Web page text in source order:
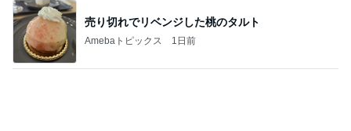
売り切れでリベンジした桃のタルト
Amebaトピックス 1日前